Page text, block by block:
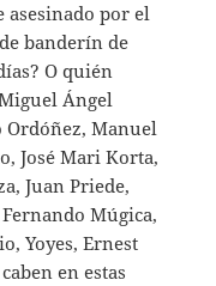
asesinado por el
banderín de
O quién
Ángel
Ordóñez, Manuel
José Mari Korta,
Juan Priede,
Múgica,
Yoyes, Ernest
en estas